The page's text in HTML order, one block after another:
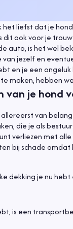
het liefst dat je
ook voor je
auto, is het wel
jezelf en
en je een
maken, hebben
van je hond
van
die je als
verliezen met
bij schade
dekking je nu
is een